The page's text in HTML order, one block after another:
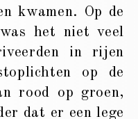
kwamen. Op de
het niet veel
in rijen
op de
rood op groen,
dat er een lege